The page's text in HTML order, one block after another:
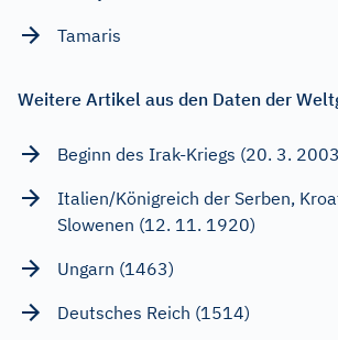
Tamaris
Weitere Artikel aus den Daten der
Beginn des Irak-Kriegs (20. 3.
Italien/Königreich der Serben,
Slowenen (12. 11. 1920)
Ungarn (1463)
Deutsches Reich (1514)